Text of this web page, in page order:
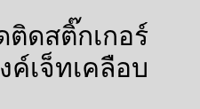
ดสติ๊กเกอร์
เจ็ทเคลือบ